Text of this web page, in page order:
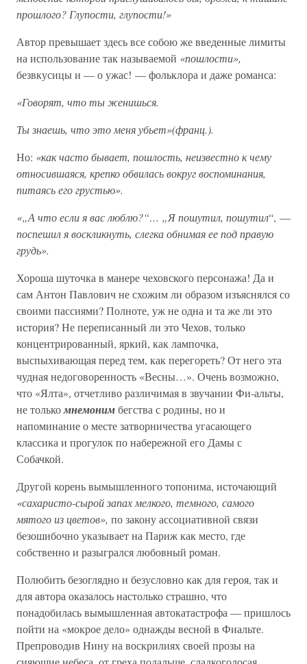
прошлого? Глупости, глупости!»
Автор превышает здесь все собою же введенные лимиты
на использование так называемой «пошлости»,
безвкусицы и — о ужас! — фольклора и даже романса:
«Говорят, что ты женишься.
Ты знаешь, что это меня убьет»(франц.).
Но: «как часто бывает, пошлость, неизвестно к чему
относившаяся, крепко обвилась вокруг воспоминания,
питаясь его грустью».
«„А что если я вас люблю?“… „Я пошутил, пошутил“, —
поспешил я воскликнуть, слегка обнимая ее под правую
грудь».
Хороша шуточка в манере чеховского персонажа! Да и
сам Антон Павлович не схожим ли образом изъяснялся со
своими пассиями? Полноте, уж не одна и та же ли это
история? Не переписанный ли это Чехов, только
концентрированный, яркий, как лампочка,
выспыхивающая перед тем, как перегореть? От него эта
чудная недоговоренность «Весны…». Очень возможно,
что «Ялта», отчетливо различимая в звучании Фи-альты,
не толькомнемонимбегства с родины, но и
напоминание о месте затворничества угасающего
классика и прогулок по набережной его Дамы с
Собачкой.
Другой корень вымышленного топонима, источающий
«сахаристо-сырой запах мелкого, темного, самого
мятого из цветов», по закону ассоциативной связи
безошибочно указывает на Париж как место, где
собственно и разыгрался любовный роман.
Полюбить безоглядно и безусловно как для героя, так и
для автора оказалось настолько страшно, что
понадобилась вымышленная автокатастрофа — пришлось
пойти на «мокрое дело» однажды весной в Фиальте.
Препроводив Нину на воскрилиях своей прозы на